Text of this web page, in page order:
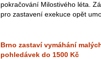
pokračování Milostivého léta.
pro zastavení exekuce opět
Brno zastaví vymáhání
pohledávek do 1500 Kč